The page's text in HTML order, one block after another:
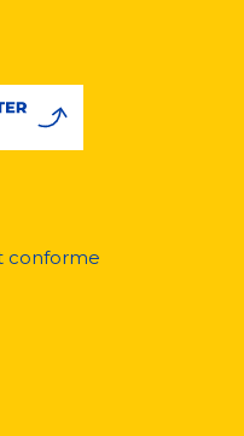
conforme